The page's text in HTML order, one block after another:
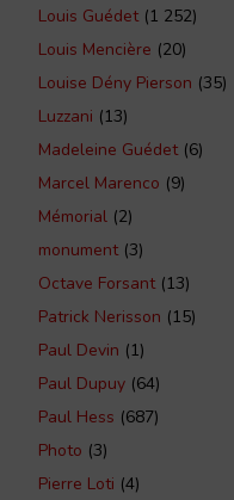
Louis Guédet(1 252)
Louis Mencière (20)
Louise Dény Pierson (35)
Luzzani (13)
Madeleine Guédet(6)
Marcel Marenco (9)
Mémorial (2)
monument(3)
Octave Forsant(13)
Patrick Nerisson (15)
Paul Devin (1)
Paul Dupuy (64)
Paul Hess (687)
Photo (3)
Pierre Loti (4)